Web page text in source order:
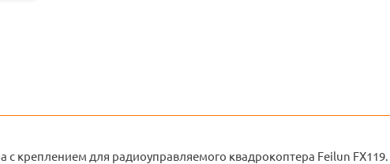
с креплением для радиоуправляемого квадрокоптера Feilun FX119.